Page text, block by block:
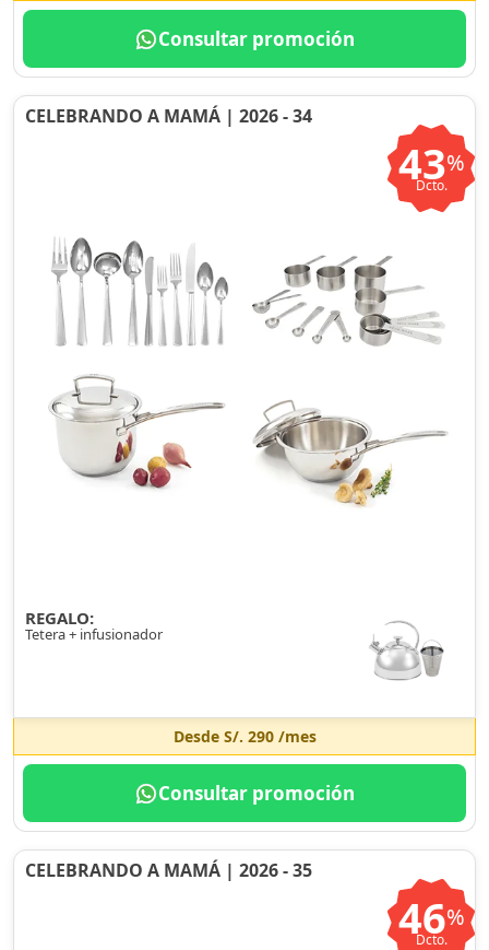
Consultar promoción
CELEBRANDO A MAMÁ | 2026 - 34
43%
Dcto.
REGALO:
Tetera + infusionador
Desde S/. 290/mes
Consultar promoción
CELEBRANDO A MAMÁ | 2026 - 35
46%
Dcto.